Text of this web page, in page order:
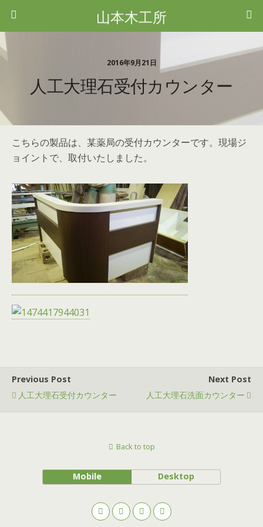
山本木工所
2016年9月21日
人工大理石受付カウンター
こちらの製品は、某薬局の受付カウンターです。現場ジ
ョイントで、取付いたしました。
Previous Post
人工大理石受付カウンター
Next Post
人工大理石洗面カウンター
Back to top
Mobile Desktop